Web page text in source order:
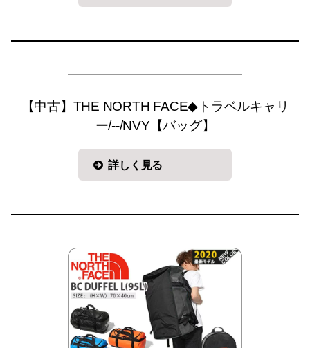
【中古】THE NORTH FACE◆トラベルキャリ
ー/--/NVY【バッグ】
詳しく見る